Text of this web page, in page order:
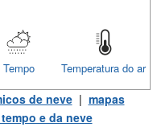
Temperatura do ar
Tempo
de neve| mapas
e da neve